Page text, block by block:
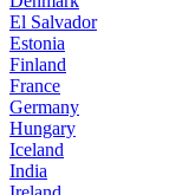
El Salvador
Estonia
Finland
France
Germany
Hungary
Iceland
India